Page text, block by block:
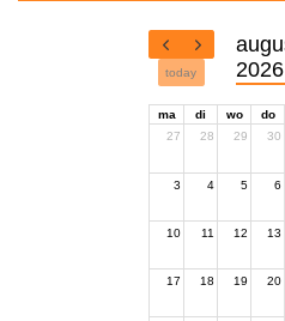
today
2026
ma di wo do
27
28 29 30
3 4 5 6
10 11 12 13
17 18 19 20